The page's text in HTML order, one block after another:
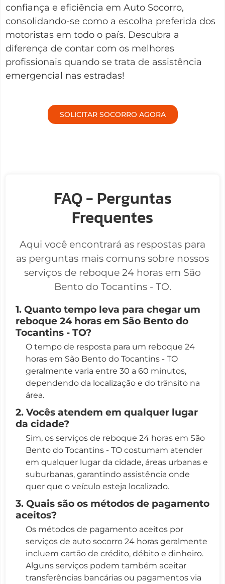
confiança e eficiência em Auto Socorro,
consolidando-se como a escolha preferida dos
motoristas em todo o país. Descubra a
diferença de contar com os melhores
profissionais quando se trata de assistência
emergencial nas estradas!
SOLICITAR SOCORRO AGORA
FAQ - Perguntas
Frequentes
Aqui você encontrará as respostas para
as perguntas mais comuns sobre nossos
serviços de reboque 24 horas em São
Bento do Tocantins - TO.
1. Quanto tempo leva para chegar um
reboque 24 horas em São Bento do
Tocantins - TO?
O tempo de resposta para um reboque 24
horas em São Bento do Tocantins - TO
geralmente varia entre 30 a 60 minutos,
dependendo da localização e do trânsito na
área.
2. Vocês atendem em qualquer lugar
da cidade?
Sim, os serviços de reboque 24 horas em São
Bento do Tocantins - TO costumam atender
em qualquer lugar da cidade, áreas urbanas e
suburbanas, garantindo assistência onde
quer que o veículo esteja localizado.
3. Quais são os métodos de pagamento
aceitos?
Os métodos de pagamento aceitos por
serviços de auto socorro 24 horas geralmente
incluem cartão de crédito, débito e dinheiro.
Alguns serviços podem também aceitar
transferências bancárias ou pagamentos via